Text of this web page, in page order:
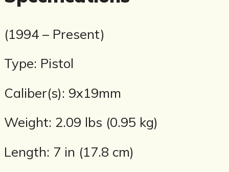
(1994 – Present)
Type: Pistol
Caliber(s): 9x19mm
Weight: 2.09 lbs (0.95 kg)
Length: 7 in (17.8 cm)